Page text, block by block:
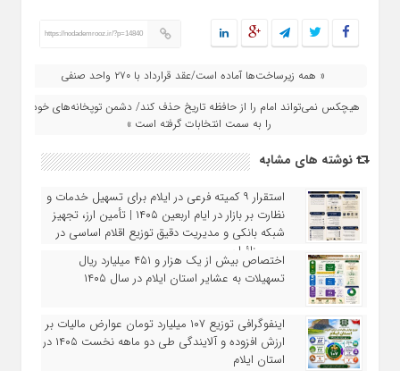
https://nodademrooz.ir/?p=14840
« همه زیرساخت‌ها آماده است/عقد قرارداد با ۲۷۰ واحد صنفی
هیچکس نمی‌تواند امام را از حافظه تاریخ حذف کند/ دشمن توپخانه‌های خود
را به سمت انتخابات گرفته است »
نوشته های مشابه
استقرار ۹ کمیته فرعی در ایلام برای تسهیل خدمات و
نظارت بر بازار در ایام اربعین ۱۴۰۵ | تأمین ارز، تجهیز
شبکه بانکی و مدیریت دقیق توزیع اقلام اساسی در
مسیر زائران
اختصاص بیش از یک هزار و ۴۵۱ میلیارد ریال
تسهیلات به عشایر استان ایلام در سال ۱۴۰۵
اینفوگرافی توزیع ۱۰۷ میلیارد تومان عوارض مالیات بر
ارزش افزوده و آلایندگی طی دو ماهه نخست ۱۴۰۵ در
استان ایلام